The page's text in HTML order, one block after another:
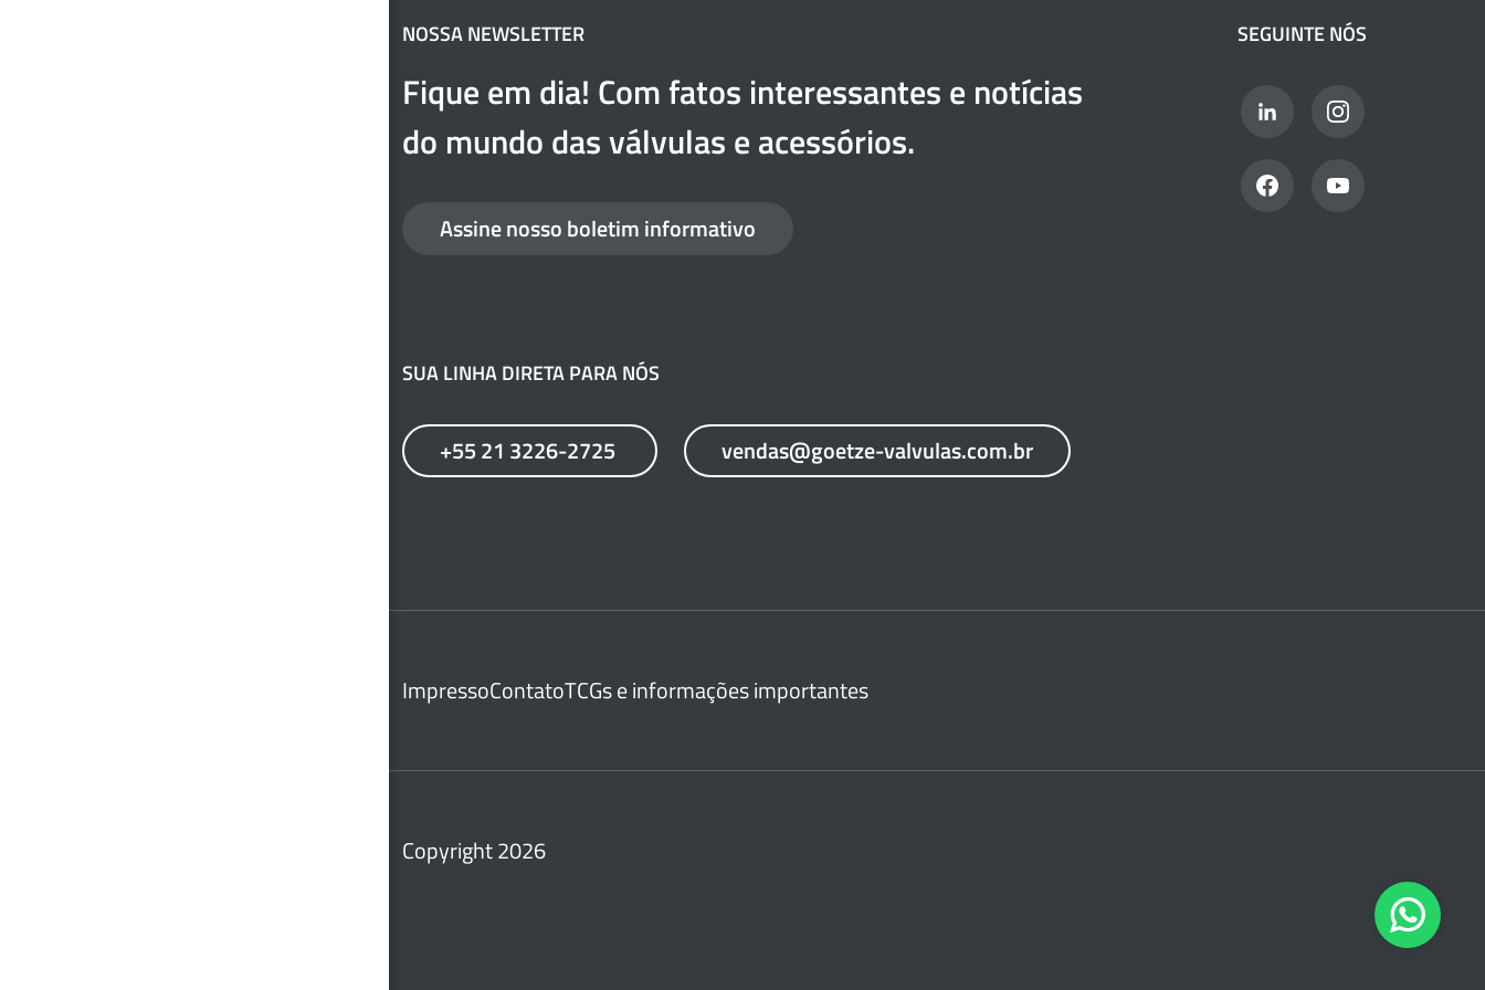
NOSSA NEWSLETTER
Fique em dia! Com fatos interessantes e notícias
do mundo das válvulas e acessórios.
Assine nosso boletim informativo
SUA LINHA DIRETA PARA NÓS
+55 21 3226-2725 vendas@goetze-valvulas.com.br
SEGUINTE NÓS
ImpressoContatoTCGs e informações importantes
Copyright 2026